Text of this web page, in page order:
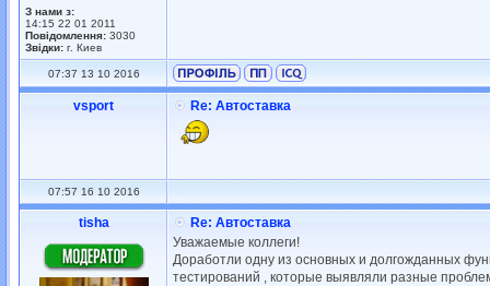
З нами з:
14:15 22 01 2011
Повідомлення: 3030
Звідки: г. Киев
07:37 13 10 2016
vsport Re: Автоставка
07:57 16 10 2016
tisha
Re: Автоставка
Уважаемые коллеги!
Доработли одну из основных и долгожданных
тестирований , которые выявляли разные